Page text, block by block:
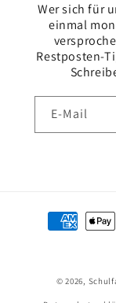
Wer sich für
einmal
Restposten-
E-Mail
© 2026,